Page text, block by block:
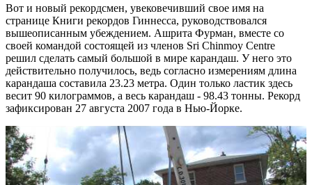
Вот и новый рекордсмен, увековечивший свое имя на
странице Книги рекордов Гиннесса, руководствовался
вышеописанным убеждением. Ашрита Фурман, вместе со
своей командой состоящей из членов Sri Chinmoy Centre
решил сделать самый большой в мире карандаш. У него это
действительно получилось, ведь согласно измерениям длина
карандаша составила 23.23 метра. Один только ластик здесь
весит 90 килограммов, а весь карандаш - 98.43 тонны. Рекорд
зафиксирован 27 августа 2007 года в Нью-Йорке.